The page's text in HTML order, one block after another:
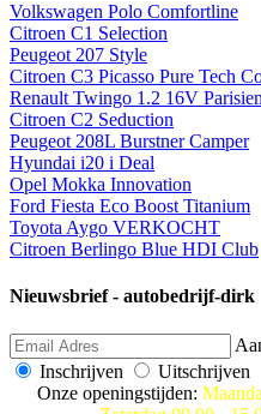
Volkswagen Polo Comfortline
Citroen C1 Selection
Peugeot 207 Style
Citroen C3 Picasso Pure Tech
Renault Twingo 1.2 16V
Citroen C2 Seduction
Peugeot 208L Burstner Camper
Hyundai i20 i Deal
Opel Mokka Innovation
Ford Fiesta Eco Boost Titanium
Toyota Aygo VERKOCHT
Citroen Berlingo Blue HDI Club
Nieuwsbrief - autobedrijf-dirk
Inschrijven
Uitschrijven
Onze openingstijden: